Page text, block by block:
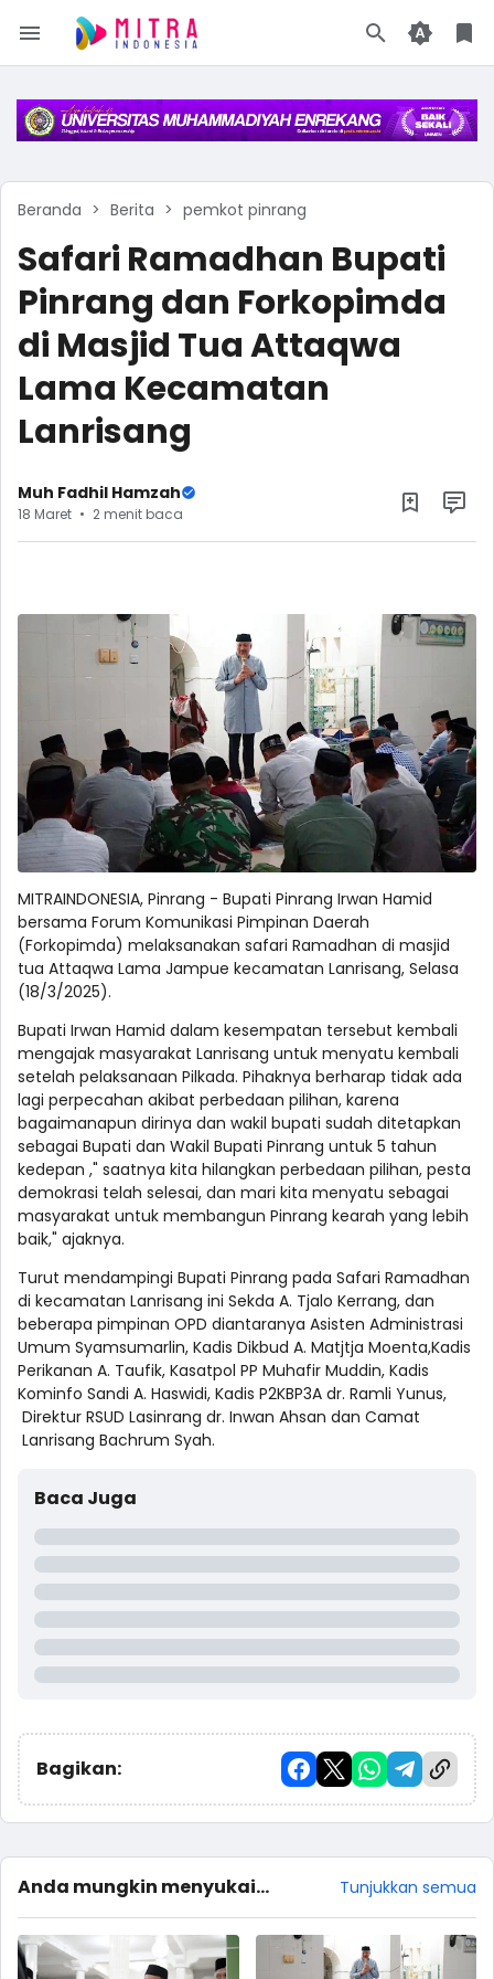
Beranda Berita pemkot pinrang
Safari Ramadhan Bupati
Pinrang dan Forkopimda
di Masjid Tua Attaqwa
Lama Kecamatan
Lanrisang
Muh Fadhil Hamzah
18 Maret 2 menit baca
MITRAINDONESIA, Pinrang - Bupati Pinrang Irwan Hamid
bersama Forum Komunikasi Pimpinan Daerah
(Forkopimda) melaksanakan safari Ramadhan di masjid
tua Attaqwa Lama Jampue kecamatan Lanrisang, Selasa
(18/3/2025).
Bupati Irwan Hamid dalam kesempatan tersebut kembali
mengajak masyarakat Lanrisang untuk menyatu kembali
setelah pelaksanaan Pilkada. Pihaknya berharap tidak ada
lagi perpecahan akibat perbedaan pilihan, karena
bagaimanapun dirinya dan wakil bupati sudah ditetapkan
sebagai Bupati dan Wakil Bupati Pinrang untuk 5 tahun
kedepan ," saatnya kita hilangkan perbedaan pilihan, pesta
demokrasi telah selesai, dan mari kita menyatu sebagai
masyarakat untuk membangun Pinrang kearah yang lebih
baik," ajaknya.
Turut mendampingi Bupati Pinrang pada Safari Ramadhan
di kecamatan Lanrisang ini Sekda A. Tjalo Kerrang, dan
beberapa pimpinan OPD diantaranya Asisten Administrasi
Umum Syamsumarlin, Kadis Dikbud A. Matjtja Moenta,Kadis
Perikanan A. Taufik, Kasatpol PP Muhafir Muddin, Kadis
Kominfo Sandi A. Haswidi, Kadis P2KBP3A dr. Ramli Yunus,
Direktur RSUD Lasinrang dr. Inwan Ahsan dan Camat
Lanrisang Bachrum Syah.
Baca Juga
Bagikan:
Anda mungkin menyukai
postingan ini
Tunjukkan semua